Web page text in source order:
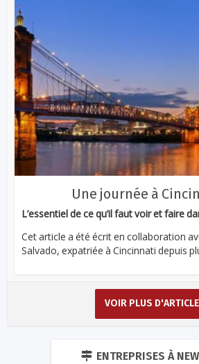
Une journée à
L’essentiel de ce qu’il faut voir et faire
Cet article a été écrit en collaboration
Salvado, expatriée à Cincinnati depuis
VOIR PLUS
ENTREPRISES À